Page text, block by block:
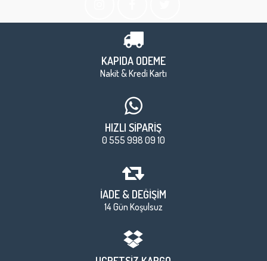
KAPIDA ÖDEME
Nakit & Kredi Kartı
HIZLI SİPARİŞ
0 555 998 09 10
İADE & DEĞİŞİM
14 Gün Koşulsuz